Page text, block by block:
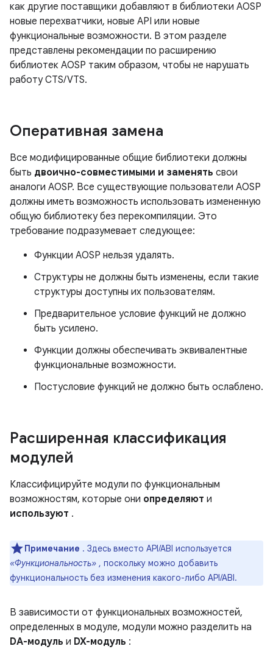
как другие поставщики добавляют в библиотеки AOSP
новые перехватчики, новые API или новые
функциональные возможности. В этом разделе
представлены рекомендации по расширению
библиотек AOSP таким образом, чтобы не нарушать
работу CTS/VTS.
Оперативная замена
Все модифицированные общие библиотеки должны
быть двоично-совместимыми и заменять свои
аналоги AOSP. Все существующие пользователи AOSP
должны иметь возможность использовать измененную
общую библиотеку без перекомпиляции. Это
требование подразумевает следующее:
Функции AOSP нельзя удалять.
Структуры не должны быть изменены, если такие
структуры доступны их пользователям.
Предварительное условие функций не должно
быть усилено.
Функции должны обеспечивать эквивалентные
функциональные возможности.
Постусловие функций не должно быть ослаблено.
Расширенная классификация
модулей
Классифицируйте модули по функциональным
возможностям, которые они определяют и
используют .
Примечание . Здесь вместо API/ABI используется
«Функциональность» , поскольку можно добавить
функциональность без изменения какого-либо API/ABI.
В зависимости от функциональных возможностей,
определенных в модуле, модули можно разделить на
DA-модуль и DX-модуль :